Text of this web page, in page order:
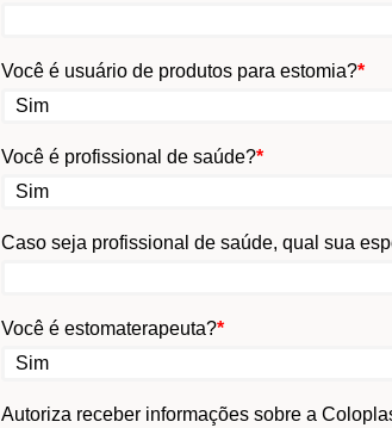
Você é usuário de produtos para estomia?*
Você é profissional de saúde?*
Caso seja profissional de saúde, qual sua
Você é estomaterapeuta?*
Autoriza receber informações sobre a